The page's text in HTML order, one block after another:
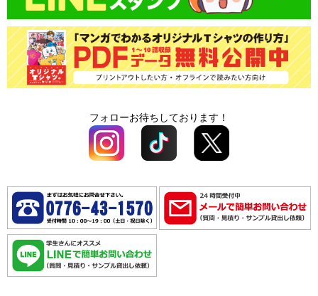
オプション料
フォローお待ちしております！